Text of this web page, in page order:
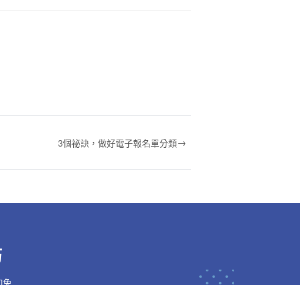
3個祕訣，做好電子報名單分類→